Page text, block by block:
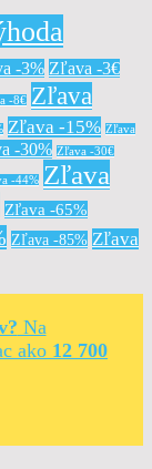
-3% Zľava -3€
-8€ Zľava
Zľava -15% Zľava
-30% Zľava -30€
-44% Zľava
Zľava -65%
Zľava -85% Zľava
Na
ako 12 700